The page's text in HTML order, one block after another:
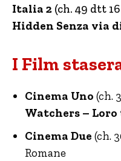
Italia 2 (ch. 49 dtt
Hidden Senza via
I Film
Cinema Uno (ch.
Watchers –
Cinema Due (ch.
Romane